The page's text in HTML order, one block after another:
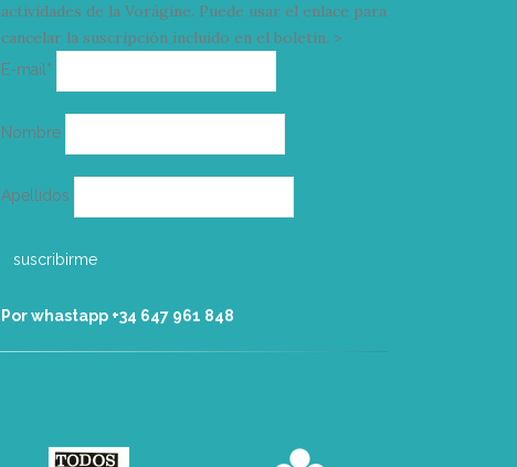
actividades de la Vorágine. Puede usar el enlace para
cancelar la suscripción incluido en el boletín. >
E-mail*
electrónico
Nombre
Apellidos
Por whastapp +34 ‭647 961 848‬